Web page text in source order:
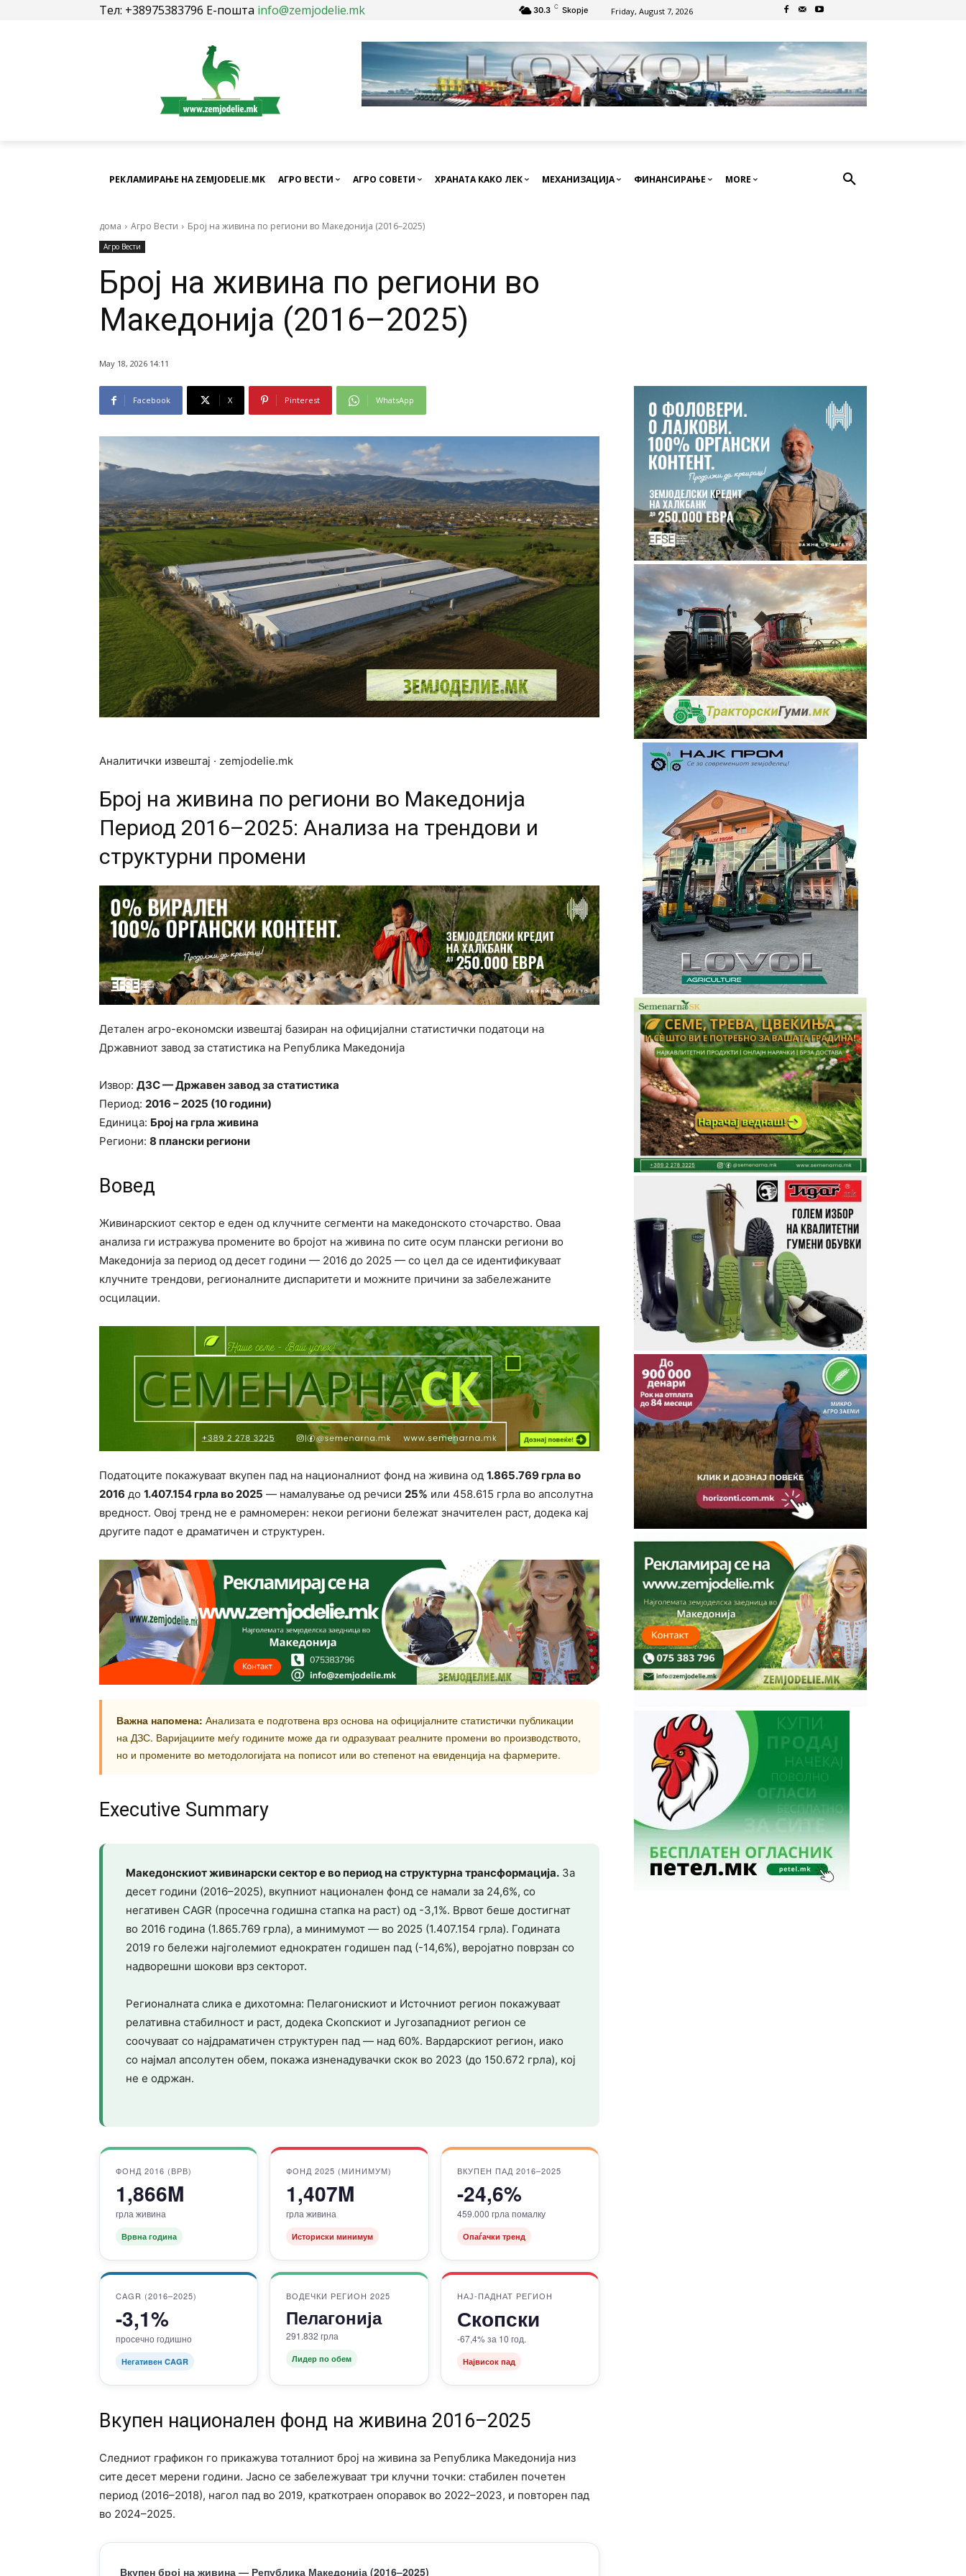
Тел: +38975383796 Е-пошта info@zemjodelie.mk 30.3 C Skopje Friday, August 7, 2026
РЕКЛАМИРАЊЕ НА ZEMJODELIE.MK АГРО ВЕСТИ АГРО СОВЕТИ ХРАНАТА КАКО ЛЕК МЕХАНИЗАЦИЈА ФИНАНСИРАЊЕ MORE
дома Агро Вести Број на живина по региони во Македонија (2016–2025)
Агро Вести
Број на живина по региони во
Македонија (2016–2025)
May 18, 2026 14:11
Facebook X Pinterest WhatsApp
Аналитички извештај · zemjodelie.mk
Број на живина по региони во Македонија
Период 2016–2025: Анализа на трендови и
структурни промени
Детален агро-економски извештај базиран на официјални статистички податоци на
Државниот завод за статистика на Република Македонија
Извор: ДЗС — Државен завод за статистика
Период: 2016 – 2025 (10 години)
Единица: Број на грла живина
Региони: 8 плански региони
Вовед
Живинарскиот сектор е еден од клучните сегменти на македонското сточарство. Оваа
анализа ги истражува промените во бројот на живина по сите осум плански региони во
Македонија за период од десет години — 2016 до 2025 — со цел да се идентификуваат
клучните трендови, регионалните диспаритети и можните причини за забележаните
осцилации.
Податоците покажуваат вкупен пад на националниот фонд на живина од 1.865.769 грла во
2016 до 1.407.154 грла во 2025 — намалување од речиси 25% или 458.615 грла во апсолутна
вредност. Овој тренд не е рамномерен: некои региони бележат значителен раст, додека кај
другите падот е драматичен и структурен.
Важна напомена: Анализата е подготвена врз основа на официјалните статистички публикации
на ДЗС. Варијациите меѓу годините може да ги одразуваат реалните промени во производството,
но и промените во методологијата на пописот или во степенот на евиденција на фармерите.
Executive Summary
Македонскиот живинарски сектор е во период на структурна трансформација. За
десет години (2016–2025), вкупниот национален фонд се намали за 24,6%, со
негативен CAGR (просечна годишна стапка на раст) од -3,1%. Врвот беше достигнат
во 2016 година (1.865.769 грла), а минимумот — во 2025 (1.407.154 грла). Годината
2019 го бележи најголемиот еднократен годишен пад (-14,6%), веројатно поврзан со
надворешни шокови врз секторот.
Регионалната слика е дихотомна: Пелагонискиот и Источниот регион покажуваат
релативна стабилност и раст, додека Скопскиот и Југозападниот регион се
соочуваат со најдраматичен структурен пад — над 60%. Вардарскиот регион, иако
со најмал апсолутен обем, покажа изненадувачки скок во 2023 (до 150.672 грла), кој
не е одржан.
ФОНД 2016 (ВРВ)
1,866M
грла живина
Врвна година
ФОНД 2025 (МИНИМУМ)
1,407M
грла живина
Историски минимум
ВКУПЕН ПАД 2016–2025
-24,6%
459.000 грла помалку
Опаѓачки тренд
CAGR (2016–2025)
-3,1%
просечно годишно
Негативен CAGR
ВОДЕЧКИ РЕГИОН 2025
Пелагонија
291.832 грла
Лидер по обем
НАЈ-ПАДНАТ РЕГИОН
Скопски
-67,4% за 10 год.
Највисок пад
Вкупен национален фонд на живина 2016–2025
Следниот графикон го прикажува тоталниот број на живина за Република Македонија низ
сите десет мерени години. Јасно се забележуваат три клучни точки: стабилен почетен
период (2016–2018), нагол пад во 2019, краткотраен опоравок во 2022–2023, и повторен пад
во 2024–2025.
Вкупен број на живина — Република Македонија (2016–2025)